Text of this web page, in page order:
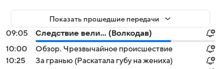
Показать прошедшие передачи
09:05
Следствие вели... (Волкодав)
10:00
Обзор. Чрезвычайное происшествие
10:25
За гранью (Раскатала губу на жениха)